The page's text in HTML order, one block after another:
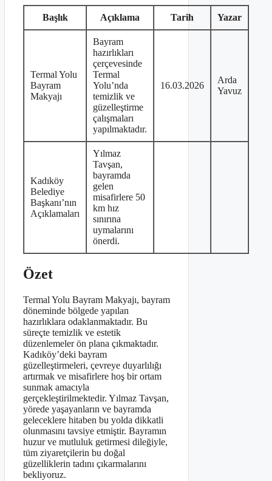
Başlık Açıklama Tarih Yazar
Termal Yolu
Bayram
Makyajı
Bayram
hazırlıkları
çerçevesinde
Termal
Yolu’nda
temizlik ve
güzelleştirme
çalışmaları
yapılmaktadır.
16.03.2026
Arda
Yavuz
Kadıköy
Belediye
Başkanı’nın
Açıklamaları
Yılmaz
Tavşan,
bayramda
gelen
misafirlere 50
km hız
sınırına
uymalarını
önerdi.
Özet
Termal Yolu Bayram Makyajı, bayram
döneminde bölgede yapılan
hazırlıklara odaklanmaktadır. Bu
süreçte temizlik ve estetik
düzenlemeler ön plana çıkmaktadır.
Kadıköy’deki bayram
güzelleştirmeleri, çevreye duyarlılığı
artırmak ve misafirlere hoş bir ortam
sunmak amacıyla
gerçekleştirilmektedir. Yılmaz Tavşan,
yörede yaşayanların ve bayramda
geleceklere hitaben bu yolda dikkatli
olunmasını tavsiye etmiştir. Bayramın
huzur ve mutluluk getirmesi dileğiyle,
tüm ziyaretçilerin bu doğal
güzelliklerin tadını çıkarmalarını
bekliyoruz.